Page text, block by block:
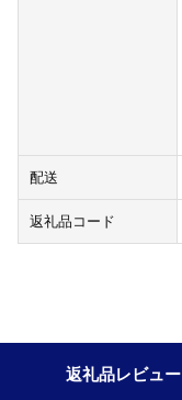
配送
返礼品コード
返礼品レビュー